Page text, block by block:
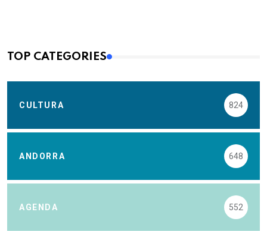
TOP CATEGORIES
CULTURA 824
ANDORRA 648
AGENDA 552